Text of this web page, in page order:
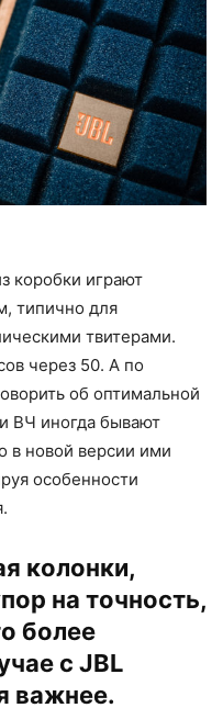
коробки играют
типично для
твитерами.
через 50. А по
об оптимальной
ВЧ иногда бывают
в новой версии ими
особенности
колонки,
на точность,
более
с JBL
важнее.